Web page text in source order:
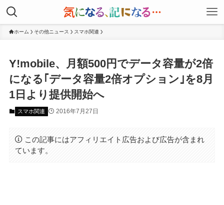
ホーム その他ニュース スマホ関連
Y!mobile、月額500円でデータ容量が2倍
になる｢データ容量2倍オプション｣を8月
1日より提供開始へ
スマホ関連 2016年7月27日
この記事にはアフィリエイト広告および広告が含まれ
ています。